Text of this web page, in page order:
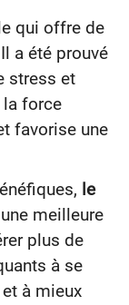
qui offre de
a été prouvé
stress et
la force
favorise une
le
meilleure
plus de
à se
à mieux